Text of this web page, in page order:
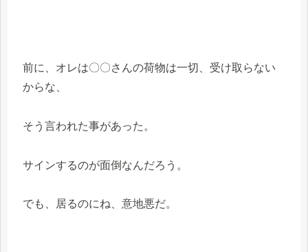
前に、オレは〇〇さんの荷物は一切、受け取らない
からな、
そう言われた事があった。
サインするのが面倒なんだろう。
でも、居るのにね、意地悪だ。